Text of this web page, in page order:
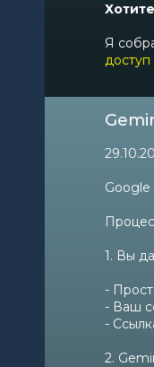
Я
Google
1. Вы
-
- Ваш
-
2.